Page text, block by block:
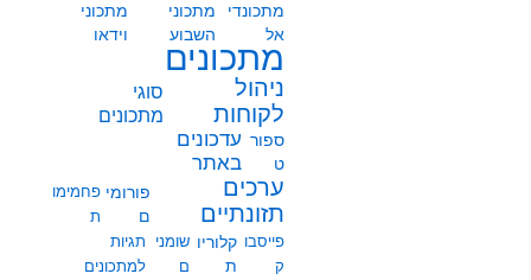
מתכונדי
אל
מתכוני
השבוע
מתכוני
וידאו
מתכונים
ניהול
לקוחות
סוגי
מתכונים
ספור
ט
עדכונים
באתר
ערכים
תזונתיים
פורומי
ם
פחמימו
ת
פייסבו
ק
קלוריו
ת
שומני
ם
תגיות
למתכונים